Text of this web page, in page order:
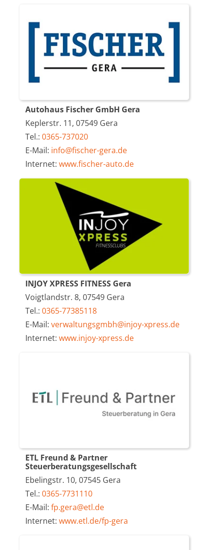
Autohaus Fischer GmbH Gera
Keplerstr. 11, 07549 Gera
Tel.:0365-737020
E-Mail: info@fischer-gera.de
Internet:www.fischer-auto.de
INJOY XPRESS FITNESS Gera
Voigtlandstr. 8, 07549 Gera
Tel.:0365-77385118
E-Mail:verwaltungsgmbh@injoy-xpress.de
Internet:www.injoy-xpress.de
ETL Freund & Partner
Steuerberatungsgesellschaft
Ebelingstr. 10, 07545 Gera
Tel.:0365-7731110
E-Mail:fp.gera@etl.de
Internet:www.etl.de/fp-gera